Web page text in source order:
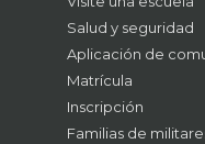
Salud y seguridad
Aplicación de
Matrícula
Inscripción
Familias de